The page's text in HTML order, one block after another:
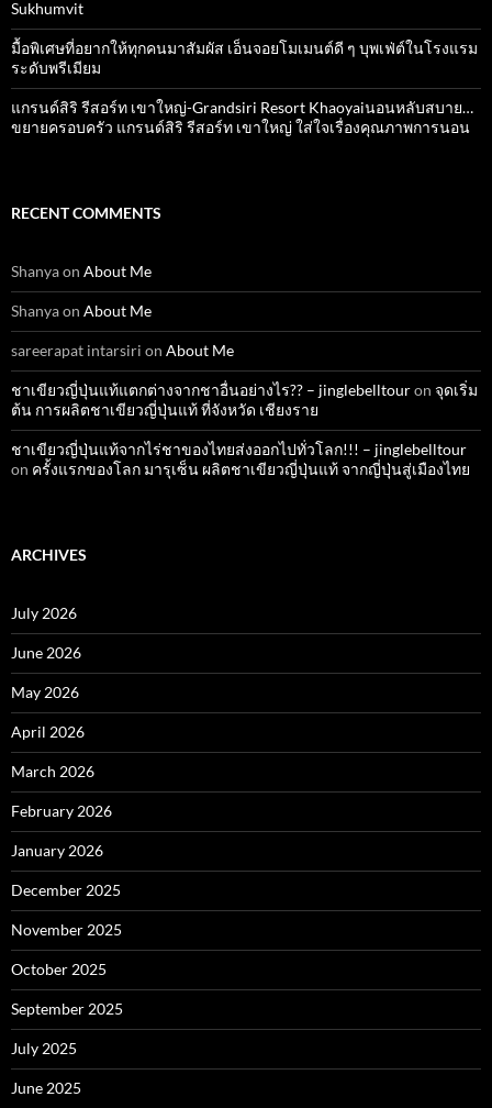
Sukhumvit
มื้อพิเศษที่อยากให้ทุกคนมาสัมผัส เอ็นจอยโมเมนต์ดี ๆ บุพเฟ่ต์ในโรงแรม
ระดับพรีเมียม
แกรนด์สิริ​ รีสอร์ท​ เขาใหญ่​-Grandsiri​ Resort​ Khaoyaiนอนหลับสบาย…
ขยายครอบครัว แกรนด์สิริ รีสอร์ท เขาใหญ่ ใส่ใจเรื่องคุณภาพการนอน
RECENT COMMENTS
Shanyaon About Me
Shanyaon About Me
sareerapat intarsiri on About Me
ชาเขียวญี่ปุ่นแท้แตกต่างจากชาอื่นอย่างไร?? – jinglebelltouron จุดเริ่ม
ต้น การผลิตชาเขียวญี่ปุ่นแท้ ที่จังหวัด เชียงราย
ชาเขียวญี่ปุ่นแท้จากไร่ชาของไทยส่งออกไปทั่วโลก!!! – jinglebelltour
on ครั้งแรกของโลก มารุเซ็น ผลิตชาเขียวญี่ปุ่นแท้ จากญี่ปุ่นสู่เมืองไทย
ARCHIVES
July 2026
June 2026
May 2026
April 2026
March 2026
February 2026
January 2026
December 2025
November 2025
October 2025
September 2025
July 2025
June 2025